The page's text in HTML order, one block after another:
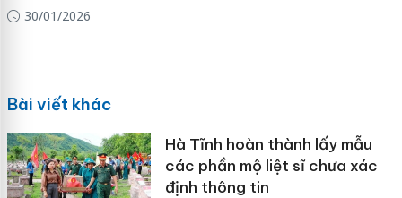
30/01/2026
Bài viết khác
Hà Tĩnh hoàn thành lấy mẫu
các phần mộ liệt sĩ chưa xác
định thông tin